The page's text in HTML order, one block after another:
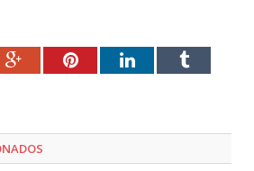
Google+PinterestLinkedInTumblr